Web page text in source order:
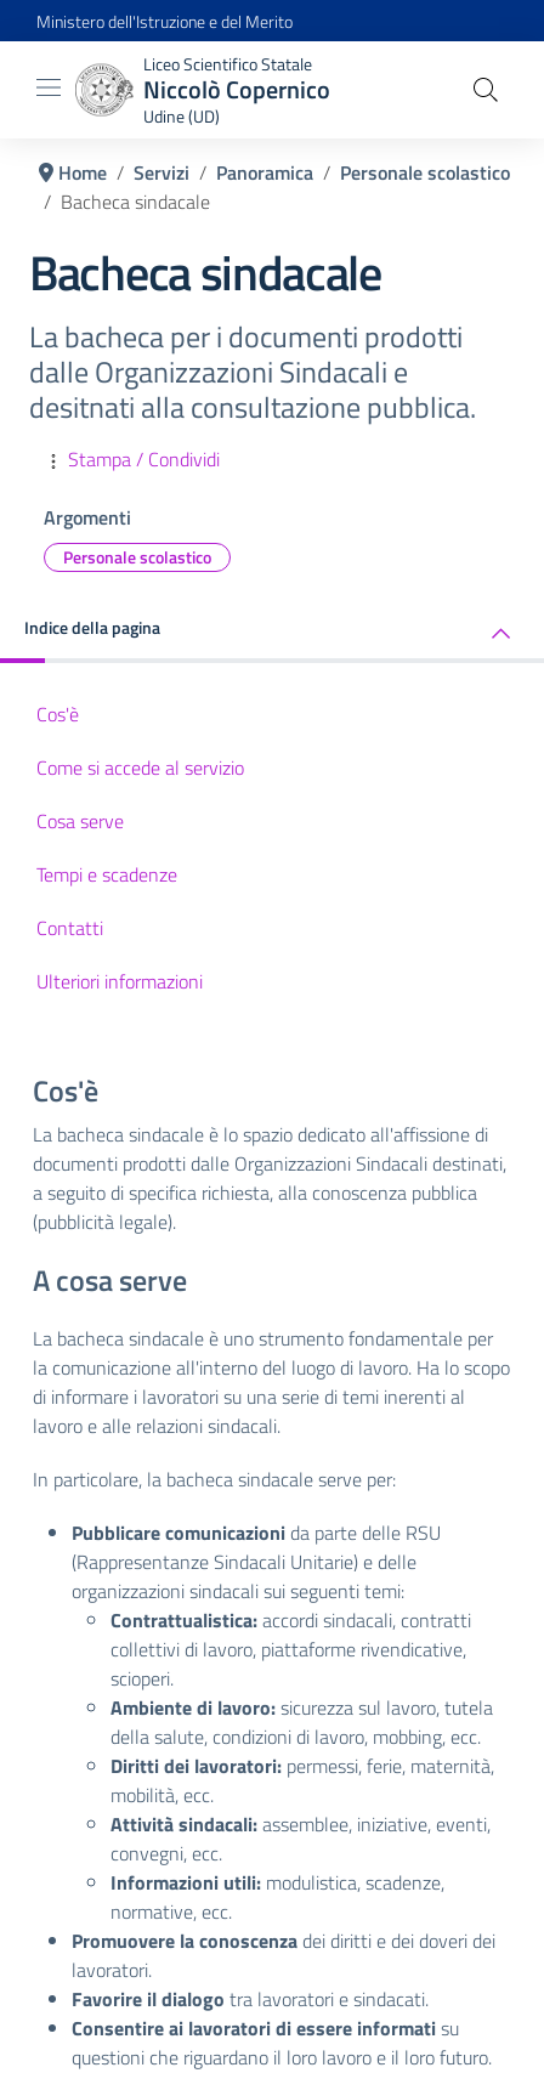
Ministero dell'Istruzione e del Merito
Liceo Scientifico Statale
Niccolò Copernico
Udine (UD)
Home Servizi Panoramica
Personale scolastico
Bacheca sindacale
Bacheca sindacale
La bacheca per i documenti prodotti
dalle Organizzazioni Sindacali e
desitnati alla consultazione pubblica.
Stampa / Condividi
Argomenti
Personale scolastico
Indice della pagina
Cos'è
Come si accede al servizio
Cosa serve
Tempi e scadenze
Contatti
Ulteriori informazioni
Cos'è
La bacheca sindacale è lo spazio dedicato all'affissione di
documenti prodotti dalle Organizzazioni Sindacali destinati,
a seguito di specifica richiesta, alla conoscenza pubblica
(pubblicità legale).
A cosa serve
La bacheca sindacale è uno strumento fondamentale per
la comunicazione all'interno del luogo di lavoro. Ha lo scopo
di informare i lavoratori su una serie di temi inerenti al
lavoro e alle relazioni sindacali.
In particolare, la bacheca sindacale serve per:
Pubblicare comunicazionida parte delle RSU
(Rappresentanze Sindacali Unitarie) e delle
organizzazioni sindacali sui seguenti temi:
Contrattualistica:accordi sindacali, contratti
collettivi di lavoro, piattaforme rivendicative,
scioperi.
Ambiente di lavoro:sicurezza sul lavoro, tutela
della salute, condizioni di lavoro, mobbing, ecc.
Diritti dei lavoratori: permessi, ferie, maternità,
mobilità, ecc.
Attività sindacali:assemblee, iniziative, eventi,
convegni, ecc.
Informazioni utili: modulistica, scadenze,
normative, ecc.
Promuovere la conoscenzadei diritti e dei doveri dei
lavoratori.
Favorire il dialogo tra lavoratori e sindacati.
Consentire ai lavoratori di essere informatisu
questioni che riguardano il loro lavoro e il loro futuro.